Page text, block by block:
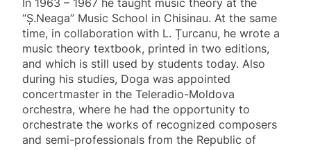
In 1963 – 1967 he taught music theory at the
“Ş.Neaga” Music School in Chisinau. At the same
time, in collaboration with L. Țurcanu, he wrote a
music theory textbook, printed in two editions,
and which is still used by students today. Also
during his studies, Doga was appointed
concertmaster in the Teleradio-Moldova
orchestra, where he had the opportunity to
orchestrate the works of recognized composers
and semi-professionals from the Republic of